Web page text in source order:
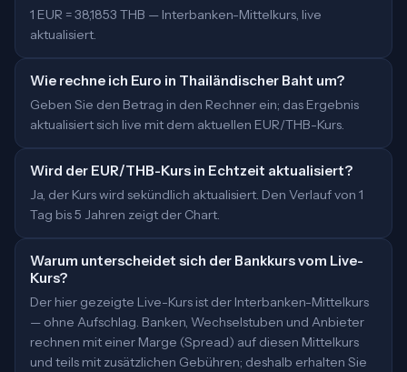
1 EUR = 38,1853 THB — Interbanken-Mittelkurs, live
aktualisiert.
Wie rechne ich Euro in Thailändischer Baht um?
Geben Sie den Betrag in den Rechner ein; das Ergebnis
aktualisiert sich live mit dem aktuellen EUR/THB-Kurs.
Wird der EUR/THB-Kurs in Echtzeit aktualisiert?
Ja, der Kurs wird sekündlich aktualisiert. Den Verlauf von 1
Tag bis 5 Jahren zeigt der Chart.
Warum unterscheidet sich der Bankkurs vom Live-
Kurs?
Der hier gezeigte Live-Kurs ist der Interbanken-Mittelkurs
— ohne Aufschlag. Banken, Wechselstuben und Anbieter
rechnen mit einer Marge (Spread) auf diesen Mittelkurs
und teils mit zusätzlichen Gebühren; deshalb erhalten Sie